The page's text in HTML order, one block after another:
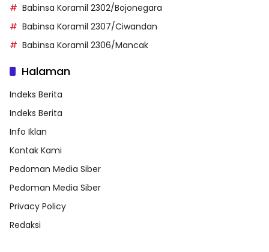
Babinsa Koramil 2302/Bojonegara
Babinsa Koramil 2307/Ciwandan
Babinsa Koramil 2306/Mancak
Halaman
Indeks Berita
Indeks Berita
Info Iklan
Kontak Kami
Pedoman Media Siber
Pedoman Media Siber
Privacy Policy
Redaksi